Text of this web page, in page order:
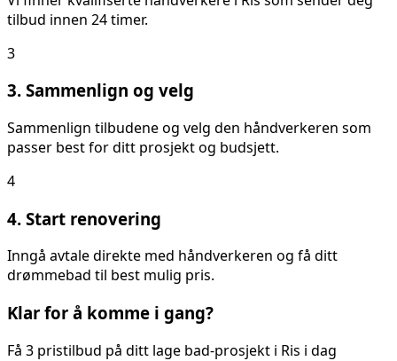
tilbud innen 24 timer.
3
3. Sammenlign og velg
Sammenlign tilbudene og velg den håndverkeren som
passer best for ditt prosjekt og budsjett.
4
4. Start renovering
Inngå avtale direkte med håndverkeren og få ditt
drømmebad til best mulig pris.
Klar for å komme i gang?
Få 3 pristilbud på ditt lage bad-prosjekt i Ris i dag